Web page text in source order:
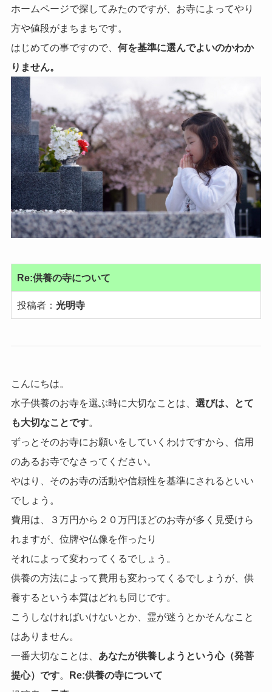
ホームページで探してみたのですが、お寺によってやり
方や値段がまちまちです。
はじめての事ですので、 何を基準に選んでよいのかわか
りません。
Re:供養の寺について
投稿者： 光明寺
こんにちは。
水子供養のお寺を選ぶ時に大切なことは、 選びは、とて
も大切なことです。
ずっとそのお寺にお願いをしていくわけですから、信用
のあるお寺でなさってください。
やはり、そのお寺の活動や信頼性を基準にされるといい
でしょう。
費用は、３万円から２０万円ほどのお寺が多く見受けら
れますが、位牌や仏像を作ったり
それによって変わってくるでしょう。
供養の方法によって費用も変わってくるでしょうが、供
養するという本質はどれも同じです。
こうしなければいけないとか、霊が迷うとかそんなこと
はありません。
一番大切なことは、 あなたが供養しようという心（発菩
提心）です。
Re:供養の寺について